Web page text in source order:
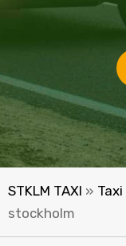
STKLM TAXI »
stockholm